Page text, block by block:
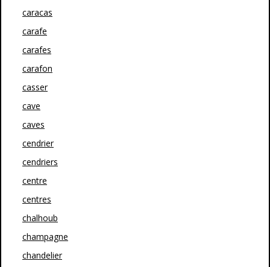
caracas
carafe
carafes
carafon
casser
cave
caves
cendrier
cendriers
centre
centres
chalhoub
champagne
chandelier